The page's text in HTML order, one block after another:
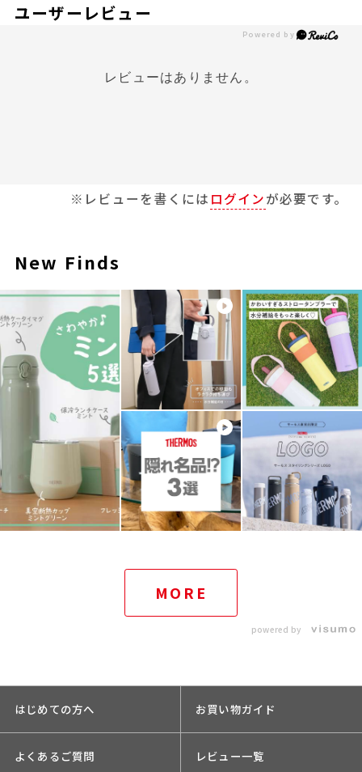
ユーザーレビュー
レビューはありません。
※レビューを書くには ログインが必要です。
New Finds
MORE
powered by
はじめての方へ お買い物ガイド
よくあるご質問 レビュー一覧